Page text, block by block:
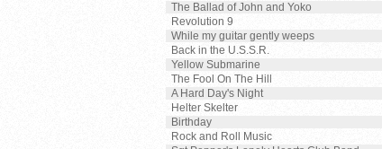
The Ballad of John and Yoko
Revolution 9
While my guitar gently weeps
Back in the U.S.S.R.
Yellow Submarine
The Fool On The Hill
A Hard Day's Night
Helter Skelter
Birthday
Rock and Roll Music